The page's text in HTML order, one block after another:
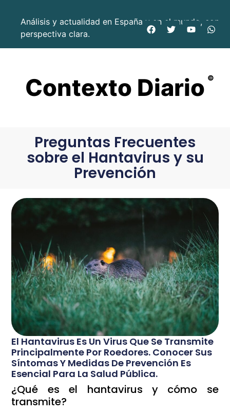
Análisis y actualidad en España y en el mundo, con
perspectiva clara.
Contexto Diario ©
Preguntas Frecuentes
sobre el Hantavirus y su
Prevención
El Hantavirus Es Un Virus Que Se Transmite
Principalmente Por Roedores. Conocer Sus
Síntomas Y Medidas De Prevención Es
Esencial Para La Salud Pública.
¿Qué es el hantavirus y cómo se
transmite?